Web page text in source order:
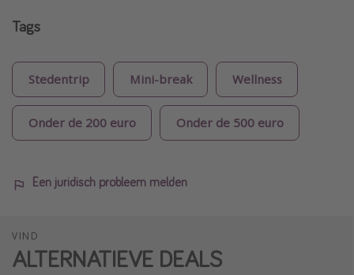
Tags
Stedentrip Mini-break Wellness
Onder de 200 euro Onder de 500 euro
Een juridisch probleem melden
VIND
ALTERNATIEVE DEALS